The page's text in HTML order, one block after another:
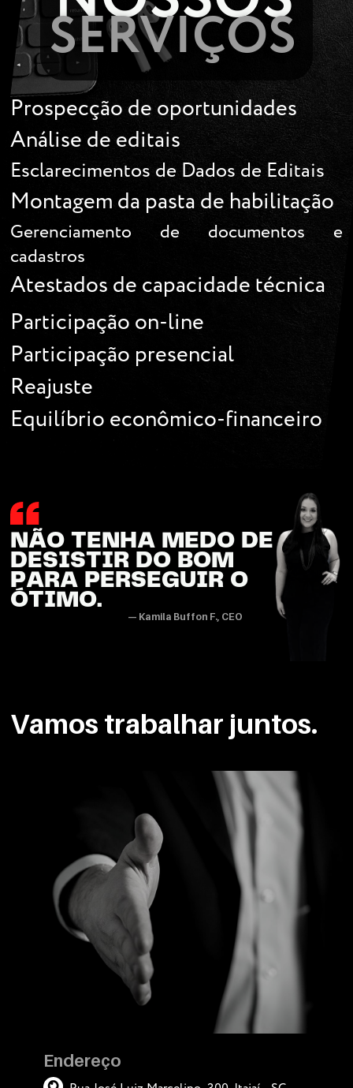
SERVIÇOS
Prospecção de oportunidades
Análise de editais
Esclarecimentos de Dados de Editais
Montagem da pasta de habilitação
Gerenciamento de documentos e
cadastros
Atestados de capacidade técnica
Participação on-line
Participação presencial
Reajuste
Equilíbrio econômico-financeiro
NÃO TENHA MEDO DE
DESISTIR DO BOM
PARA PERSEGUIR O
ÓTIMO.
— Kamila Buffon F., CEO
Vamos trabalhar juntos.
Endereço